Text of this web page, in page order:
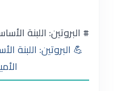
# البروتين: اللبنة
💪 البروتين: اللبنة